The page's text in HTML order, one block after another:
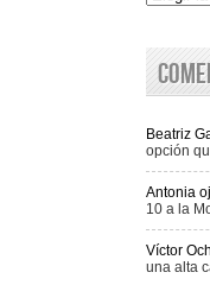
Beatriz
opción
Antonia
10 a la
Víctor
una alta